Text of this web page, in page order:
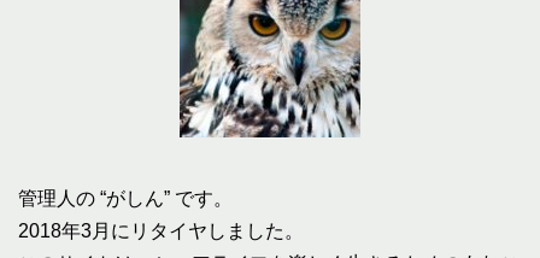
管理人の “がしん” です。
2018年3月にリタイヤしました。